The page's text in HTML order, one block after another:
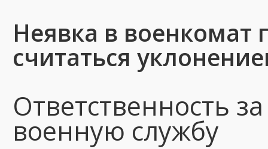
Неявка в
считаться
Ответственность
военную службу